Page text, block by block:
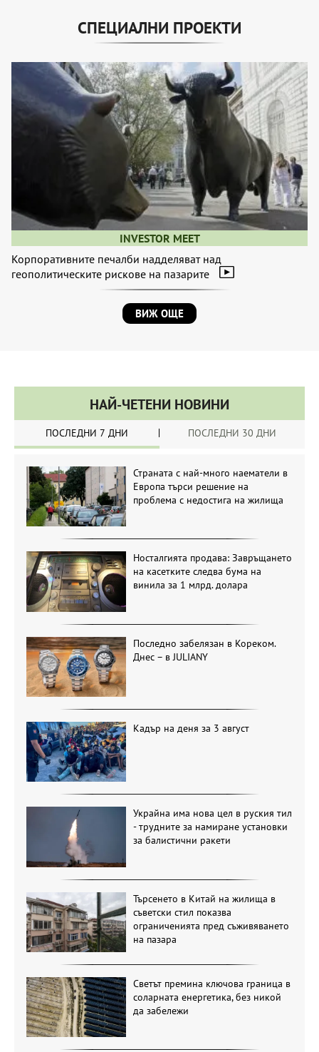
СПЕЦИАЛНИ ПРОЕКТИ
INVESTOR MEET
Корпоративните печалби надделяват над
геополитическите рискове на пазарите
ВИЖ ОЩЕ
НАЙ-ЧЕТЕНИ НОВИНИ
ПОСЛЕДНИ 7 ДНИ ПОСЛЕДНИ 30 ДНИ
Страната с най-много наематели в
Европа търси решение на
проблема с недостига на жилища
Носталгията продава: Завръщането
на касетките следва бума на
винила за 1 млрд. долара
Последно забелязан в Кореком.
Днес – в JULIANY
Кадър на деня за 3 август
Украйна има нова цел в руския тил
- трудните за намиране установки
за балистични ракети
Търсенето в Китай на жилища в
съветски стил показва
ограниченията пред съживяването
на пазара
Светът премина ключова граница в
соларната енергетика, без никой
да забележи